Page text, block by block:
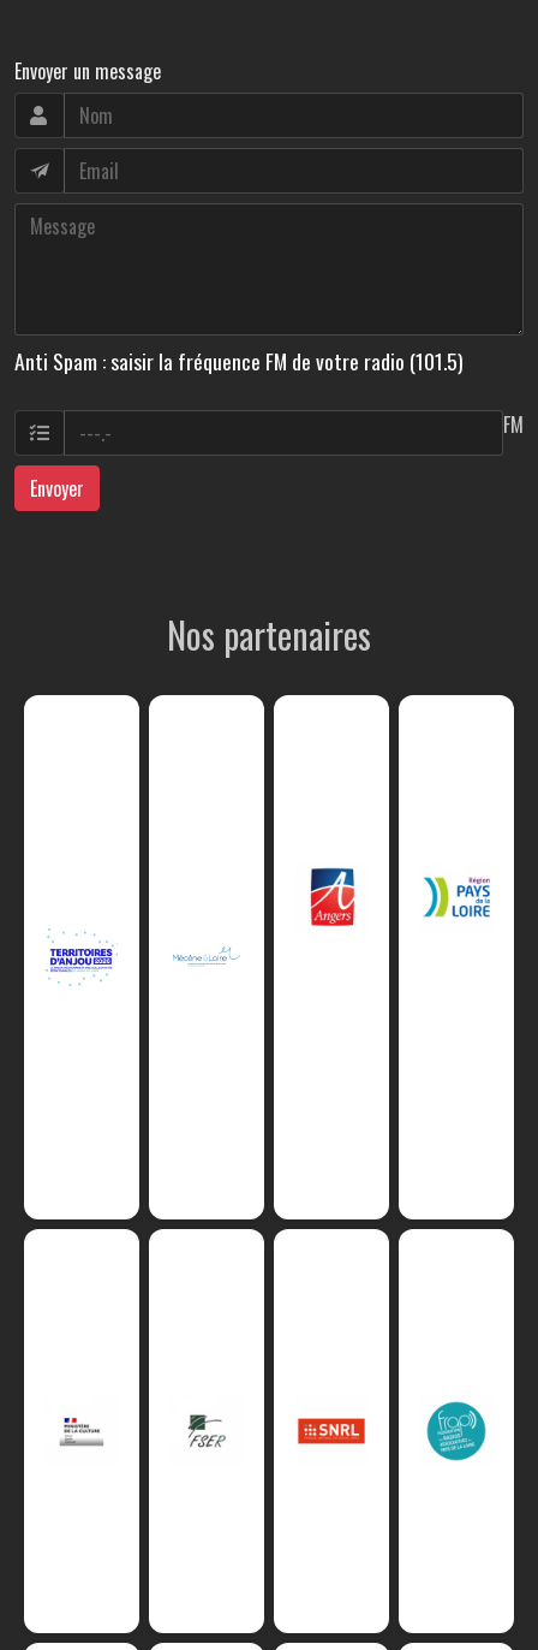
Envoyer un message
Anti Spam : saisir la fréquence FM de votre radio (101.5)
FM
Envoyer
Nos partenaires